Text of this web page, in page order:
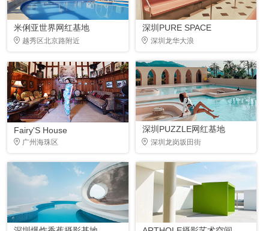
米俐亚世界网红基地
越秀区北京路附近
深圳PURE SPACE
深圳龙华大浪
Fairy'S House
广州海珠区
深圳PUZZLE网红基地
深圳龙岗坂田街